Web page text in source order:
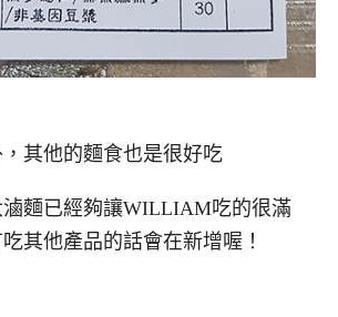
其他的麵食也是很好吃
麵已經夠讓WILLIAM吃的很滿
其他產品的話會在新增喔！